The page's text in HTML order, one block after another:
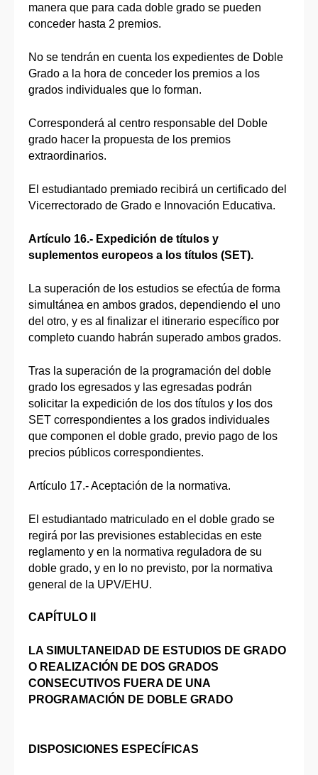
manera que para cada doble grado se pueden
conceder hasta 2 premios.
No se tendrán en cuenta los expedientes de Doble
Grado a la hora de conceder los premios a los
grados individuales que lo forman.
Corresponderá al centro responsable del Doble
grado hacer la propuesta de los premios
extraordinarios.
El estudiantado premiado recibirá un certificado del
Vicerrectorado de Grado e Innovación Educativa.
Artículo 16.- Expedición de títulos y
suplementos europeos a los títulos (SET).
La superación de los estudios se efectúa de forma
simultánea en ambos grados, dependiendo el uno
del otro, y es al finalizar el itinerario específico por
completo cuando habrán superado ambos grados.
Tras la superación de la programación del doble
grado los egresados y las egresadas podrán
solicitar la expedición de los dos títulos y los dos
SET correspondientes a los grados individuales
que componen el doble grado, previo pago de los
precios públicos correspondientes.
Artículo 17.- Aceptación de la normativa.
El estudiantado matriculado en el doble grado se
regirá por las previsiones establecidas en este
reglamento y en la normativa reguladora de su
doble grado, y en lo no previsto, por la normativa
general de la UPV/EHU.
CAPÍTULO II
LA SIMULTANEIDAD DE ESTUDIOS DE GRADO
O REALIZACIÓN DE DOS GRADOS
CONSECUTIVOS FUERA DE UNA
PROGRAMACIÓN DE DOBLE GRADO
DISPOSICIONES ESPECÍFICAS